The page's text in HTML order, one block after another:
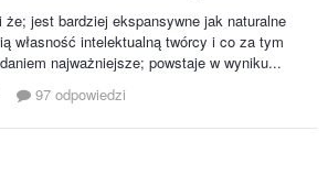
jest bardziej ekspansywne jak naturalne
własność intelektualną twórcy i co za tym
najważniejsze; powstaje w wyniku...
97 odpowiedzi